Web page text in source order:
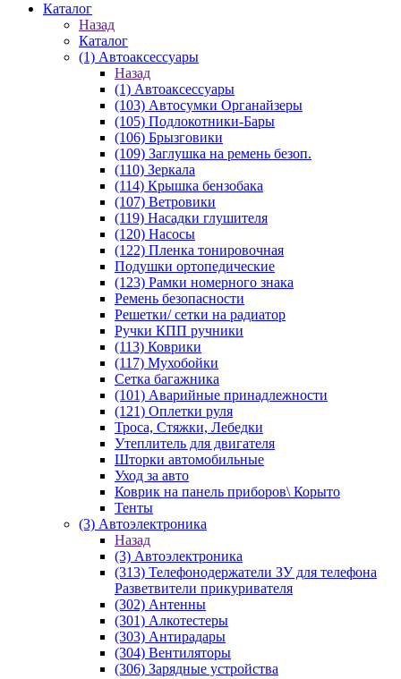
Каталог
Назад
Каталог
(1) Автоаксессуары
Назад
(1) Автоаксессуары
(103) Автосумки Органайзеры
(105) Подлокотники-Бары
(106) Брызговики
(109) Заглушка на ремень безоп.
(110) Зеркала
(114) Крышка бензобака
(107) Ветровики
(119) Насадки глушителя
(120) Насосы
(122) Пленка тонировочная
Подушки ортопедические
(123) Рамки номерного знака
Ремень безопасности
Решетки/ сетки на радиатор
Ручки КПП ручники
(113) Коврики
(117) Мухобойки
Сетка багажника
(101) Аварийные принадлежности
(121) Оплетки руля
Троса, Стяжки, Лебедки
Утеплитель для двигателя
Шторки автомобильные
Уход за авто
Коврик на панель приборов\ Корыто
Тенты
(3) Автоэлектроника
Назад
(3) Автоэлектроника
(313) Телефонодержатели ЗУ для телефона
Разветвители прикуривателя
(302) Антенны
(301) Алкотестеры
(303) Антирадары
(304) Вентиляторы
(306) Зарядные устройства